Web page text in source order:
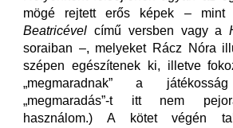
mögé rejtett erős képek –
Beatricével című versben vagy a
soraiban –, melyeket Rácz Nóra
szépen egészítenek ki, illetve
„megmaradnak” a
„megmaradás”-t itt nem
használom.) A kötet végén